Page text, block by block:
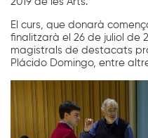
El curs, que donarà
finalitzarà el 26 de juliol de
magistrals de destacats
Plácido Domingo, entre